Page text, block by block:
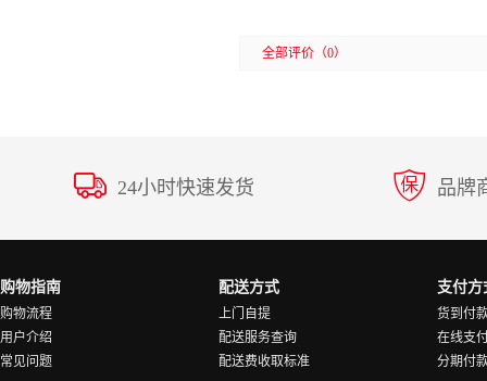
全部评价 （0）
24小时快速发货 品牌
购物指南
购物流程
用户介绍
常见问题
配送方式
上门自提
配送服务查询
配送费收取标准
支付方
货到付
在线支
分期付